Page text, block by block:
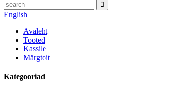
English
Avaleht
Tooted
Kassile
Märgtoit
Kategooriad